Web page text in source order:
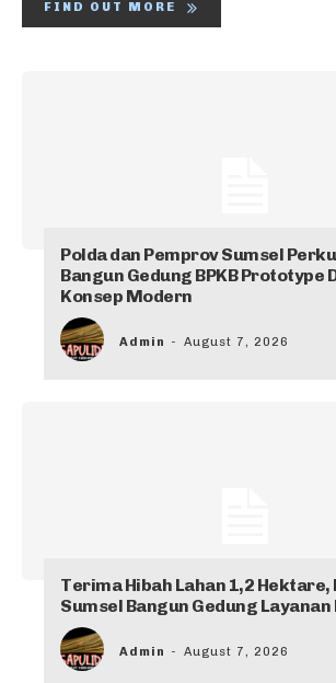
FIND OUT MORE
Polda dan Pemprov Sumsel
Bangun Gedung BPKB Prototype
Konsep Modern
Admin - August 7, 2026
Terima Hibah Lahan 1,2 Hektare,
Sumsel Bangun Gedung Layanan
Admin - August 7, 2026